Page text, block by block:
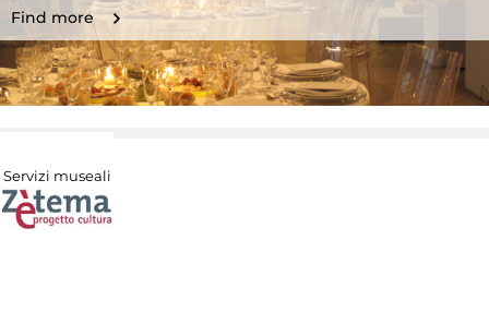
Find more
Servizi museali